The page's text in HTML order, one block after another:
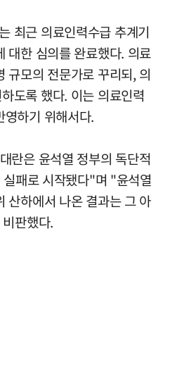
최근 의료인력수급 추계기
대한 심의를 완료했다. 의료
규모의 전문가로 꾸리되, 의
도록 했다. 이는 의료인력
하기 위해서다.
란은 윤석열 정부의 독단적
패로 시작됐다"며 "윤석열
산하에서 나온 결과는 그 아
판했다.